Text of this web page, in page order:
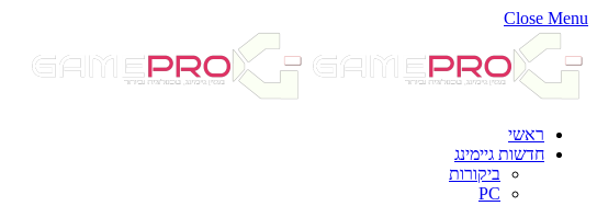
Close Menu
ראשי
חדשות גיימינג
ביקורות
PC